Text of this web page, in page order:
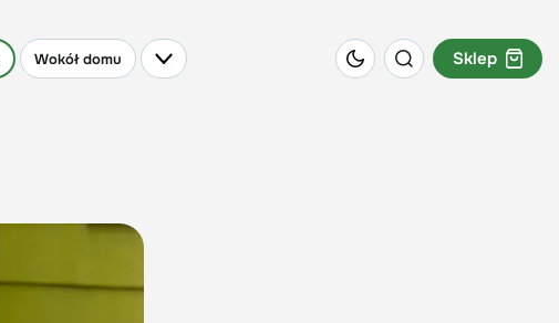
Wokół domu Sklep